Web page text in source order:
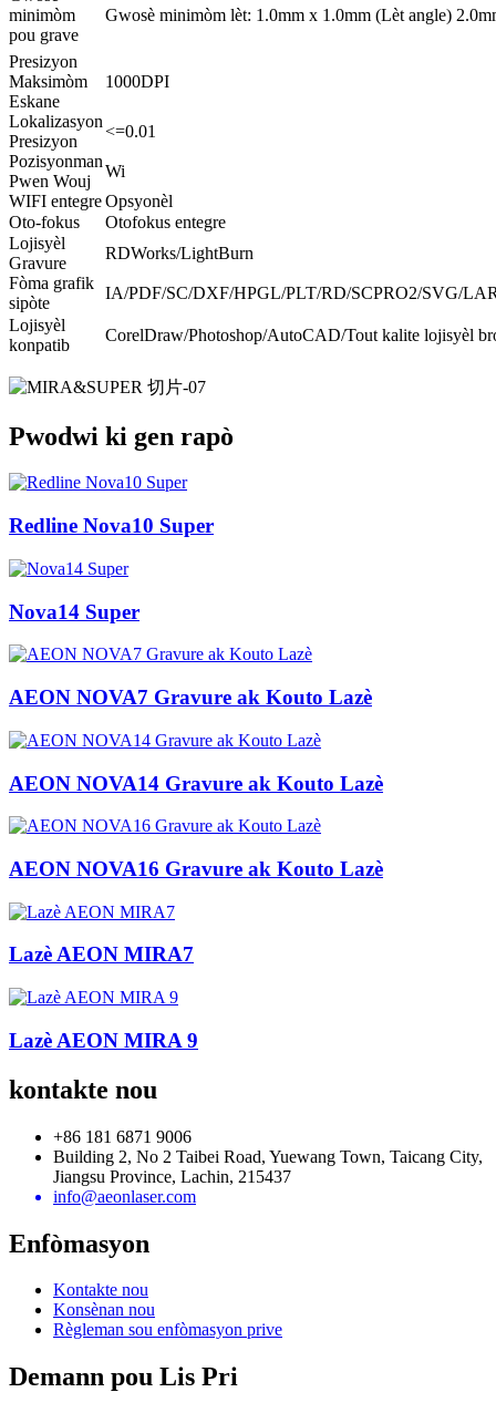
minimòm
pou grave
Gwosè minimòm lèt: 1.0mm x 1.0mm (Lèt angle)
Presizyon
Maksimòm
Eskane
1000DPI
Lokalizasyon
Presizyon
<=0.01
Pozisyonman
Pwen Wouj
Wi
WIFI entegreOpsyonèl
Oto-fokus
Otofokus entegre
Lojisyèl
Gravure
RDWorks/LightBurn
Fòma grafik
sipòte
IA/PDF/SC/DXF/HPGL/PLT/RD/SCPRO2/SVG/
Lojisyèl
konpatib
CorelDraw/Photoshop/AutoCAD/Tout kalite lojisyèl
Pwodwi ki gen rapò
Redline Nova10 Super
Nova14 Super
AEON NOVA7 Gravure ak Kouto Lazè
AEON NOVA14 Gravure ak Kouto Lazè
AEON NOVA16 Gravure ak Kouto Lazè
Lazè AEON MIRA7
Lazè AEON MIRA 9
kontakte nou
+86 181 6871 9006
Building 2, No 2 Taibei Road, Yuewang Town, Taicang City,
Jiangsu Province, Lachin, 215437
info@aeonlaser.com
Enfòmasyon
Kontakte nou
Konsènan nou
Règleman sou enfòmasyon prive
Demann pou Lis Pri